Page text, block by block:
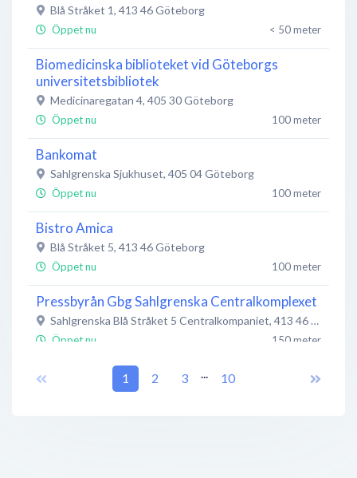
Blå Stråket 1, 413 46Göteborg
Öppet nu < 50 meter
Biomedicinska biblioteket vid Göteborgs
universitetsbibliotek
Medicinaregatan 4, 405 30Göteborg
Öppet nu 100 meter
Bankomat
Sahlgrenska Sjukhuset, 405 04Göteborg
Öppet nu 100 meter
Bistro Amica
Blå Stråket 5, 413 46Göteborg
Öppet nu 100 meter
Pressbyrån Gbg Sahlgrenska Centralkomplexet
Sahlgrenska Blå Stråket 5 Centralkompaniet, 413 46
Öppet nu 150 meter
Sahlgrenska Universitetssjukhuset
Blå Stråket 5,413 45
1 2 3 ... 10